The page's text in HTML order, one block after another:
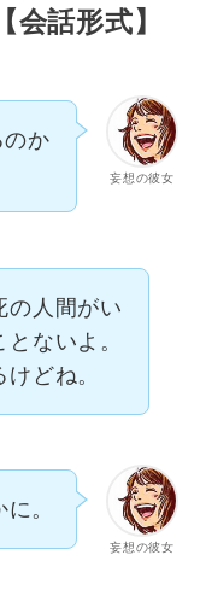
話形式】
妄想の彼女
か
の人間がい
ないよ。
どね。
妄想の彼女
。